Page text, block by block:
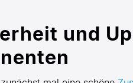
und